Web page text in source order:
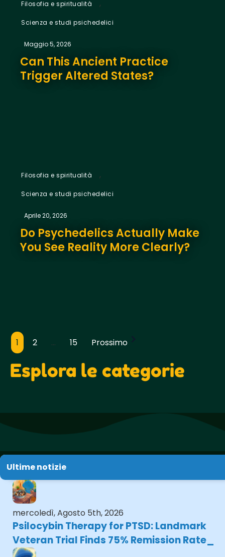
Filosofia e spiritualità ,
Scienza e studi psichedelici
Maggio 5, 2026
Can This Ancient Practice
Trigger Altered States?
Filosofia e spiritualità ,
Scienza e studi psichedelici
Aprile 20, 2026
Do Psychedelics Actually Make
You See Reality More Clearly?
Paginazione
dei
1 2 ... 15 Prossimo
Esplora le categorie
Ultime notizie
mercoledì, Agosto 5th, 2026
Psilocybin Therapy for PTSD: Landmark
Veteran Trial Finds 75% Remission Rate